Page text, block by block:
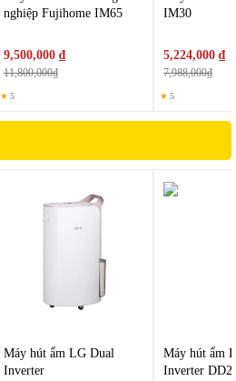
nghiệp Fujihome IM65
9,500,000 ₫
11,800,000₫
★ 5
IM30
5,224,000 ₫
7,988,000₫
★ 5
Máy hút ẩm LG Dual
Inverter
Máy hút ẩm
Inverter